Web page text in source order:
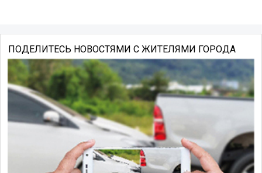
ПОДЕЛИТЕСЬ НОВОСТЯМИ С ЖИТЕЛЯМИ ГОРОДА